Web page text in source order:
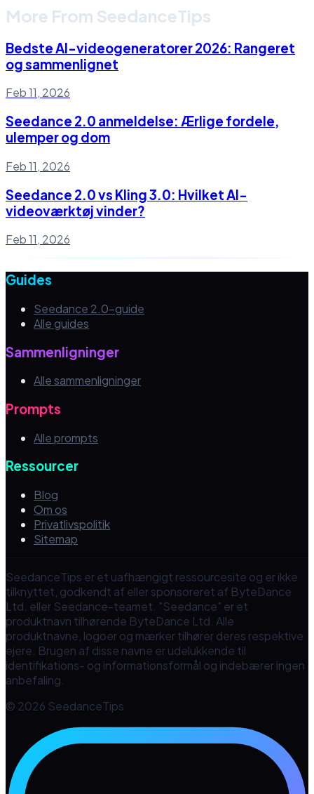
More From SeedanceTips
Bedste AI-videogeneratorer 2026: Rangeret
og sammenlignet
Feb 11, 2026
Seedance 2.0 anmeldelse: Ærlige fordele,
ulemper og dom
Feb 11, 2026
Seedance 2.0 vs Kling 3.0: Hvilket AI-
videoværktøj vinder?
Feb 11, 2026
Guides
Seedance 2.0-guide
Alle guides
Sammenligninger
Alle sammenligninger
Prompts
Alle prompts
Ressourcer
Blog
Om os
Privatlivspolitik
Sitemap
SeedanceTips er et uafhængigt ressourcesite og er ikke
tilknyttet, godkendt af eller sponsoreret af ByteDance
Ltd. eller Seedance-teamet. "Seedance" er et
produktnavn tilhørende ByteDance Ltd. Alle
produktnavne, logoer og mærker tilhører deres respektive
ejere. Brugen af disse navne er udelukkende til
identifikations- og informationsformål og indebærer ingen
anbefaling.
© 2026 SeedanceTips